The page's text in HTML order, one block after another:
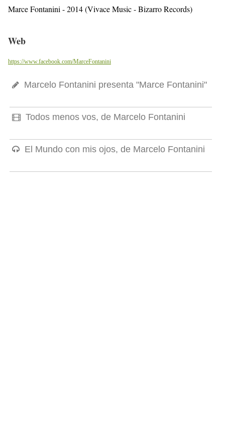
Marce Fontanini - 2014 (Vivace Music - Bizarro Records)
Web
https://www.facebook.com/MarceFontanini
Marcelo Fontanini presenta "Marce Fontanini"
Todos menos vos, de Marcelo Fontanini
El Mundo con mis ojos, de Marcelo Fontanini